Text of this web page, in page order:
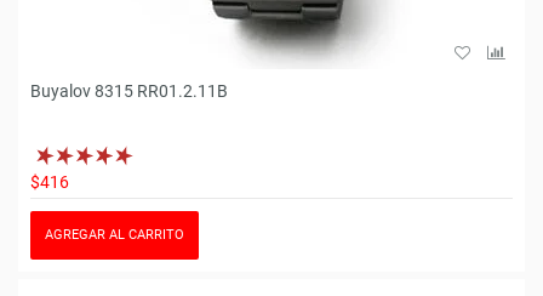
Buyalov 8315 RR01.2.11B
$416
AGREGAR AL CARRITO